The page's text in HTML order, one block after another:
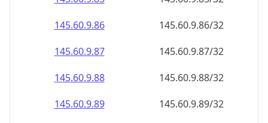
145.60.9.86
145.60.9.86/32
145.60.9.87
145.60.9.87/32
145.60.9.88
145.60.9.88/32
145.60.9.89
145.60.9.89/32